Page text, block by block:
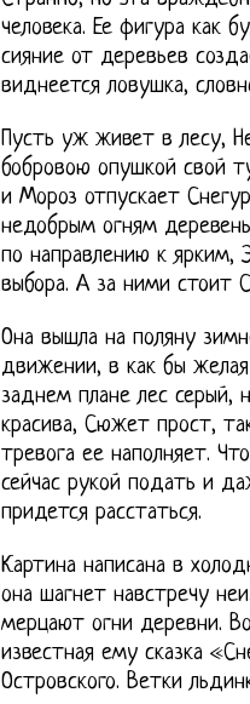
человека. Ее фигура как
сияние от деревьев
виднеется ловушка,
Пусть уж живет в лесу,
бобровою опушкой свой
и Мороз отпускает
недобрым огням
по направлению к ярким,
выбора. А за ними стоит
Она вышла на поляну
движении, в как бы
заднем плане лес серый,
красива, Сюжет прост,
тревога ее наполняет.
сейчас рукой подать и
придется расстаться.
Картина написана в
она шагнет навстречу
мерцают огни деревни.
известная ему сказка
Островского. Ветки